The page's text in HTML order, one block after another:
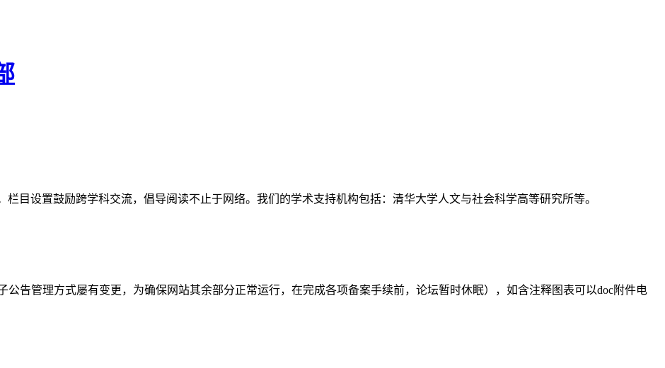
栏目设置鼓励跨学科交流，倡导阅读不止于网络。我们的学术支持机构包括：清华大学人文与社会科学高等研究所等。
公告管理方式屡有变更，为确保网站其余部分正常运行，在完成各项备案手续前，论坛暂时休眠），如含注释图表可以doc附件电